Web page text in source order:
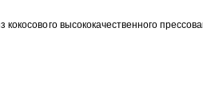
высококачественного